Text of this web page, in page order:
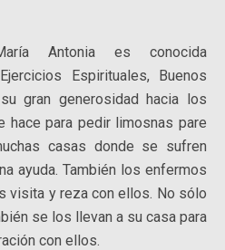
Antonia es conocida
Espirituales, Buenos
gran generosidad hacia los
hace para pedir limosnas pare
casas donde se sufren
ayuda. También los enfermos
visita y reza con ellos. No sólo
se los llevan a su casa para
con ellos.